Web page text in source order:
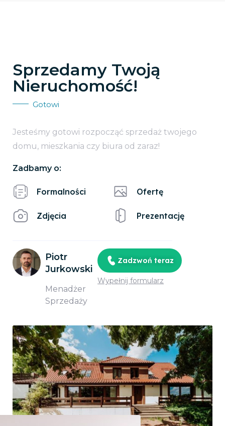
Sprzedamy Twoją
Nieruchomość!
Gotowi
Jesteśmy gotowi rozpocząć sprzedaż twojego
domu, mieszkania czy biura od zaraz!
Zadbamy o:
Formalności
Zdjęcia
Ofertę
Prezentację
Piotr
Jurkowski
Menadżer
Sprzedaży
Zadzwoń teraz
Wypełnij formularz